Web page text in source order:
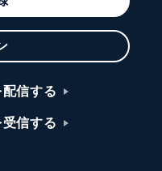
信する
信する